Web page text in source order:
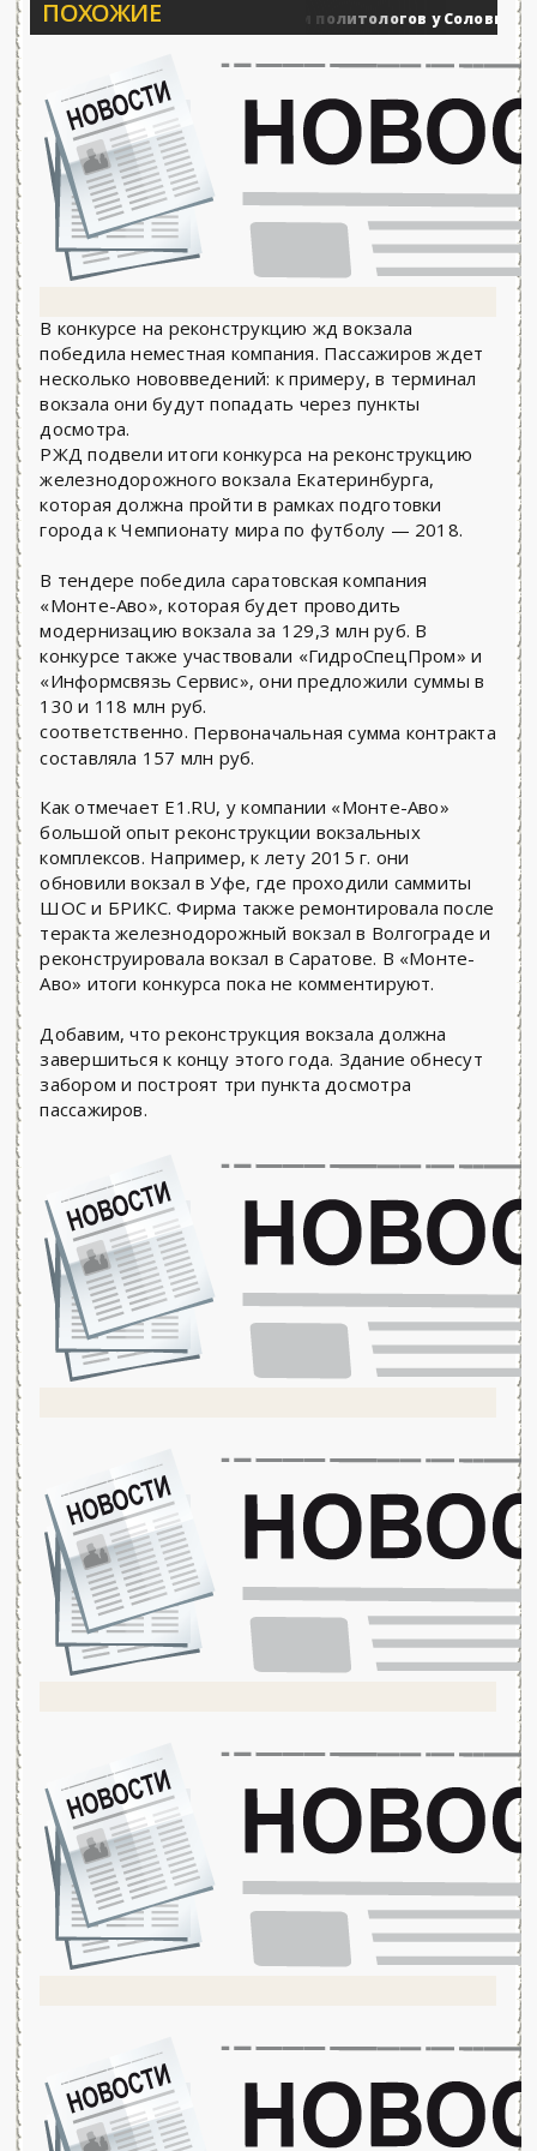
ПОХОЖИЕ
действия Вечерние баталии политологов у Соловьёва
В конкурсе на реконструкцию жд вокзала
победила неместная компания. Пассажиров ждет
несколько нововведений: к примеру, в терминал
вокзала они будут попадать через пункты
досмотра.
РЖД подвели итоги конкурса на реконструкцию
железнодорожного вокзала Екатеринбурга,
которая должна пройти в рамках подготовки
города к Чемпионату мира по футболу — 2018.
В тендере победила саратовская компания
«Монте-Аво», которая будет проводить
модернизацию вокзала за 129,3 млн руб. В
конкурсе также участвовали «ГидроСпецПром» и
«Информсвязь Сервис», они предложили суммы в
130 и 118 млн руб.
соответственно. Первоначальная сумма контракта
составляла 157 млн руб.
Как отмечает E1.RU, у компании «Монте-Аво»
большой опыт реконструкции вокзальных
комплексов. Например, к лету 2015 г. они
обновили вокзал в Уфе, где проходили саммиты
ШОС и БРИКС. Фирма также ремонтировала после
теракта железнодорожный вокзал в Волгограде и
реконструировала вокзал в Саратове. В «Монте-
Аво» итоги конкурса пока не комментируют.
Добавим, что реконструкция вокзала должна
завершиться к концу этого года. Здание обнесут
забором и построят три пункта досмотра
пассажиров.